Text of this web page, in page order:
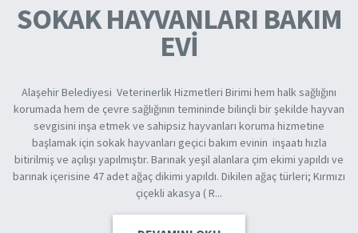
TURİZM DEĞERLERİMİZİ
GÜN YÜZÜNE
Alaşehir Toptepe'deki Anfi Tiyatro alanında çevre düzenlemesi
çalışmalarına başladık. ...
DEVAMINI OKU